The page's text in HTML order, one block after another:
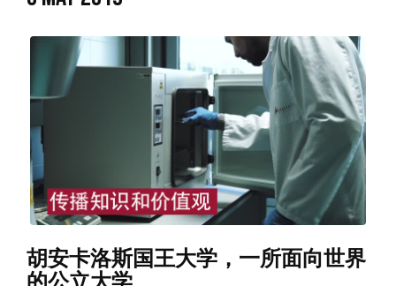
胡安卡洛斯国王大学，一所面向世界
的公立大学